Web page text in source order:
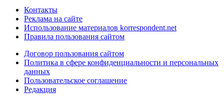
Контакты
Реклама на сайте
Использование материалов korrespondent.net
Правила пользования сайтом
Договор пользования сайтом
Политика в сфере конфиденциальности и персональных
данных
Пользовательское соглашение
Редакция